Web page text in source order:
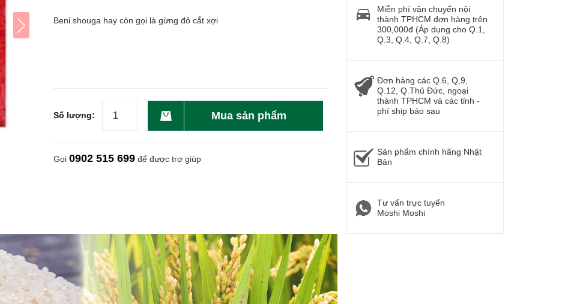
Beni shouga hay còn gọi là gừng đỏ cắt xợi
Số lượng: Mua sản phẩm
Gọi 0902 515 699 để được trợ giúp
Miễn phí vận chuyển nội
thành TPHCM đơn hàng trên
300,000đ (Áp dụng cho Q.1,
Q.3, Q.4, Q.7, Q.8)
Đơn hàng các Q.6, Q,9,
Q.12, Q.Thủ Đức, ngoại
thành TPHCM và các tỉnh -
phí ship báo sau
Sản phẩm chính hãng Nhật
Bản
Tư vấn trực tuyến
Moshi Moshi